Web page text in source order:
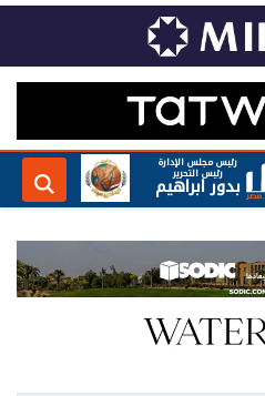
رئيس مجلس الإدارة
رئيس التحرير
بدور ابراهيم